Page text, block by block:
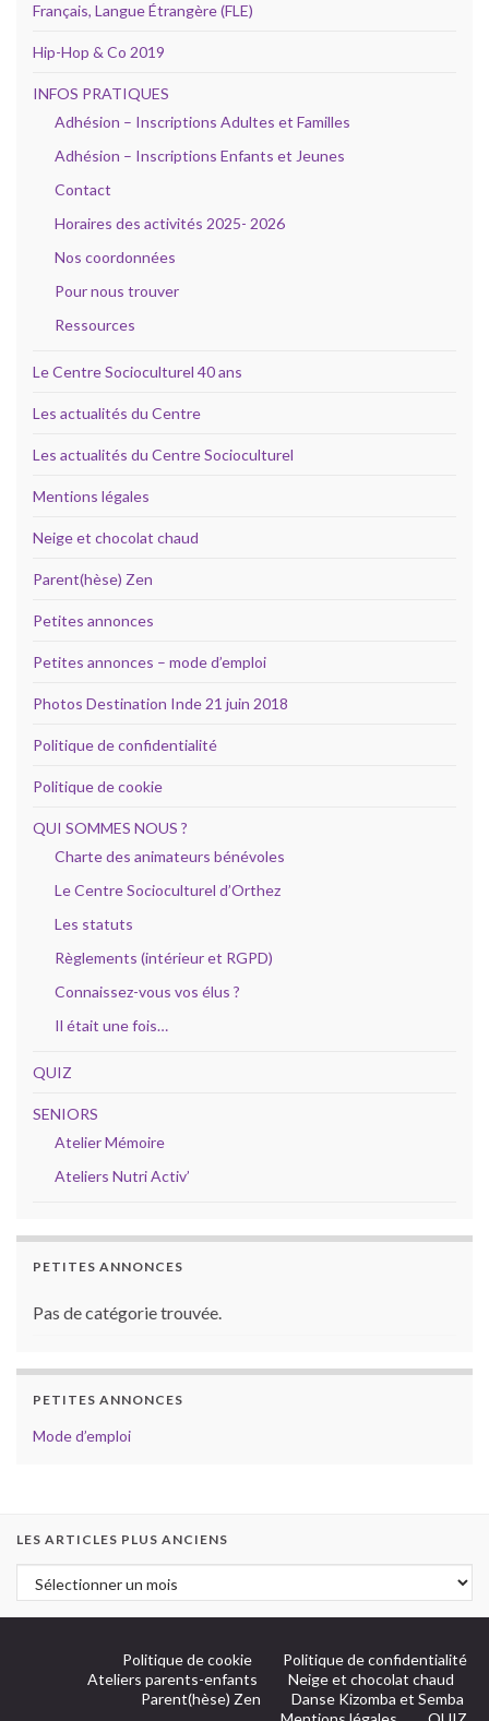
Français, Langue Étrangère (FLE)
Hip-Hop & Co 2019
INFOS PRATIQUES
Adhésion – Inscriptions Adultes et Familles
Adhésion – Inscriptions Enfants et Jeunes
Contact
Horaires des activités 2025- 2026
Nos coordonnées
Pour nous trouver
Ressources
Le Centre Socioculturel 40 ans
Les actualités du Centre
Les actualités du Centre Socioculturel
Mentions légales
Neige et chocolat chaud
Parent(hèse) Zen
Petites annonces
Petites annonces – mode d’emploi
Photos Destination Inde 21 juin 2018
Politique de confidentialité
Politique de cookie
QUI SOMMES NOUS ?
Charte des animateurs bénévoles
Le Centre Socioculturel d’Orthez
Les statuts
Règlements (intérieur et RGPD)
Connaissez-vous vos élus ?
Il était une fois…
QUIZ
SENIORS
Atelier Mémoire
Ateliers Nutri Activ’
PETITES ANNONCES
Pas de catégorie trouvée.
PETITES ANNONCES
Mode d’emploi
LES ARTICLES PLUS ANCIENS
Politique de cookie
Politique de confidentialité
Ateliers parents-enfants
Neige et chocolat chaud
Parent(hèse) Zen
Danse Kizomba et Semba